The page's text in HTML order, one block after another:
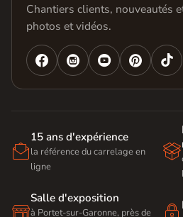
Chantiers clients, nouveautés
photos et vidéos.
   

15 ans d'expérience
la référence du carrelage en
ligne


Salle d'exposition
à Portet-sur-Garonne, près de 